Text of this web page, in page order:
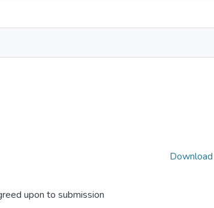
upon to submission
Download